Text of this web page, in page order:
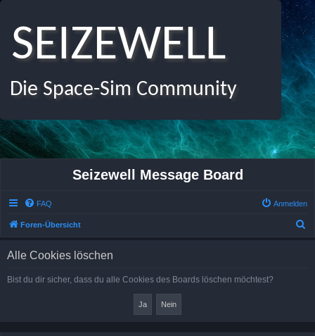
SEIZEWELL
Die Space-Sim Community
Seizewell Message Board
FAQ Anmelden
Foren-Übersicht
Alle Cookies löschen
Bist du dir sicher, dass du alle Cookies des Boards löschen möchtest?